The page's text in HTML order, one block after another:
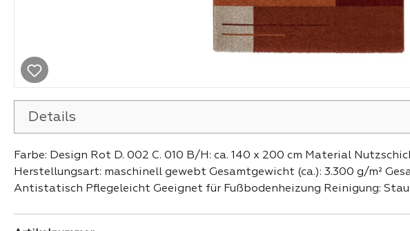
Details
Farbe: Design Rot D. 002 C. 010 B/H: ca. 140 x 200 cm Material
Herstellungsart: maschinell gewebt Gesamtgewicht (ca.): 3.300 g/m²
Antistatisch Pflegeleicht Geeignet für Fußbodenheizung Reinigung: